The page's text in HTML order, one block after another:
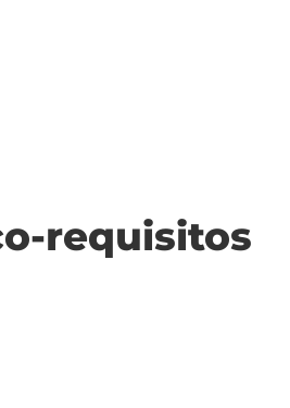
requisitos